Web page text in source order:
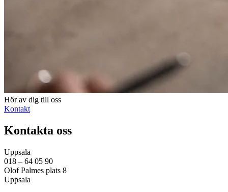
Hör av dig till oss
Kontakt
Kontakta oss
Uppsala
018 – 64 05 90
Olof Palmes plats 8
Uppsala